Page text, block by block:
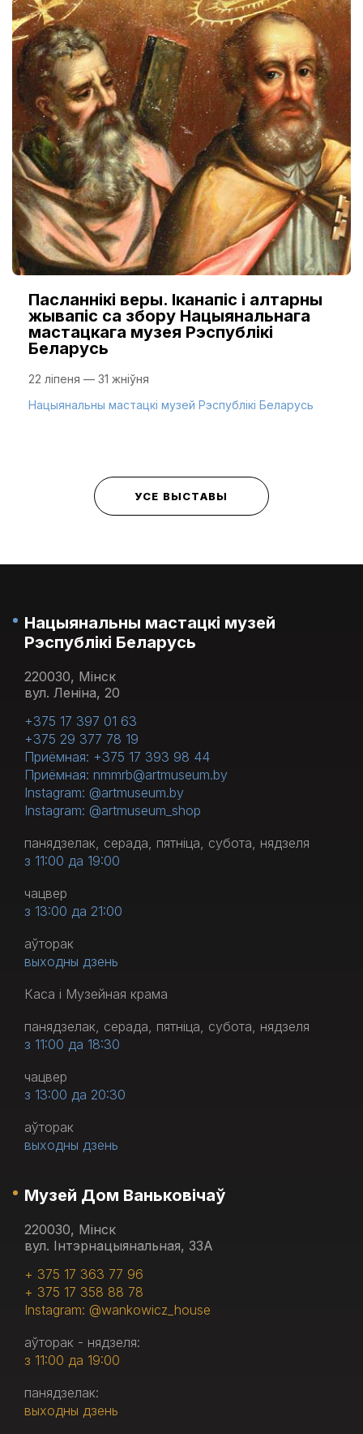
Пасланнікі веры. Іканапіс і алтарны
жывапіс са збору Нацыянальнага
мастацкага музея Рэспублікі
Беларусь
22 ліпеня — 31 жніўня
Нацыянальны мастацкі музей Рэспублікі Беларусь
УСЕ ВЫСТАВЫ
Нацыянальны мастацкі музей
Рэспублікі Беларусь
220030, Мінск
вул. Леніна, 20
+375 17 397 01 63
+375 29 377 78 19
Приёмная: +375 17 393 98 44
Приёмная: nmmrb@artmuseum.by
Instagram: @artmuseum.by
Instagram: @artmuseum_shop
панядзелак, серада, пятніца, субота, нядзеля
з 11:00 да 19:00
чацвер
з 13:00 да 21:00
аўторак
выходны дзень
Каса і Музейная крама
панядзелак, серада, пятніца, субота, нядзеля
з 11:00 да 18:30
чацвер
з 13:00 да 20:30
аўторак
выходны дзень
Музей Дом Ваньковічаў
220030, Мінск
вул. Інтэрнацыянальная, 33А
+ 375 17 363 77 96
+ 375 17 358 88 78
Instagram: @wankowicz_house
аўторак - нядзеля:
з 11:00 да 19:00
панядзелак:
выходны дзень